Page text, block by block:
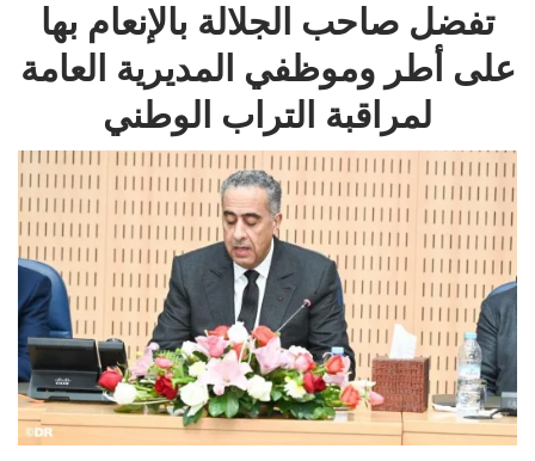
تفضل صاحب الجلالة بالإنعام بها
على أطر وموظفي المديرية العامة
لمراقبة التراب الوطني